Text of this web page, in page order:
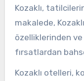
Kozaklı,
makalede,
özelliklerinden
fırsatlardan
Kozaklı otelleri,